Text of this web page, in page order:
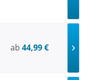
ab 44,99 €